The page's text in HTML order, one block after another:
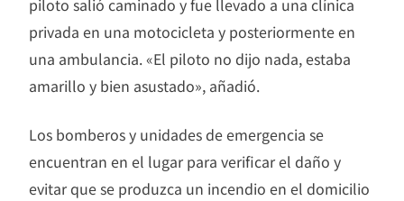
piloto salió caminado y fue llevado a una clínica
privada en una motocicleta y posteriormente en
una ambulancia. «El piloto no dijo nada, estaba
amarillo y bien asustado», añadió.
Los bomberos y unidades de emergencia se
encuentran en el lugar para verificar el daño y
evitar que se produzca un incendio en el domicilio